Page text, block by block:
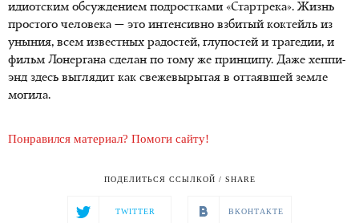
идиотским обсуждением подростками «Стартрека». Жизнь
простого человека — это интенсивно взбитый коктейль из
уныния, всем известных радостей, глупостей и трагедии, и
фильм Лонергана сделан по тому же принципу. Даже хеппи-
энд здесь выглядит как свежевырытая в оттаявшей земле
могила.
Понравился материал? Помоги сайту!
ПОДЕЛИТЬСЯ ССЫЛКОЙ / SHARE
TWITTER ВКОНТАКТЕ